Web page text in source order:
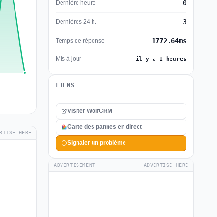
HERE
Dernière heure 0
Dernières 24 h. 3
Temps de réponse 1772.64ms
Mis à jour il y a 1 heures
LIENS
Visiter WolfCRM
Carte des pannes en direct
Signaler un problème
ADVERTISEMENT ADVERTISE HERE